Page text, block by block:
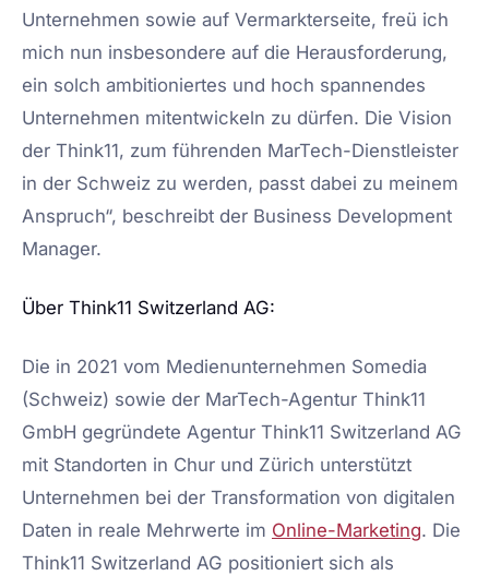
Unternehmen sowie auf Vermarkterseite, freü ich
mich nun insbesondere auf die Herausforderung,
ein solch ambitioniertes und hoch spannendes
Unternehmen mitentwickeln zu dürfen. Die Vision
der Think11, zum führenden MarTech-Dienstleister
in der Schweiz zu werden, passt dabei zu meinem
Anspruch“, beschreibt der Business Development
Manager.
Über Think11 Switzerland AG:
Die in 2021 vom Medienunternehmen Somedia
(Schweiz) sowie der MarTech-Agentur Think11
GmbH gegründete Agentur Think11 Switzerland AG
mit Standorten in Chur und Zürich unterstützt
Unternehmen bei der Transformation von digitalen
Daten in reale Mehrwerte im Online-Marketing. Die
Think11 Switzerland AG positioniert sich als